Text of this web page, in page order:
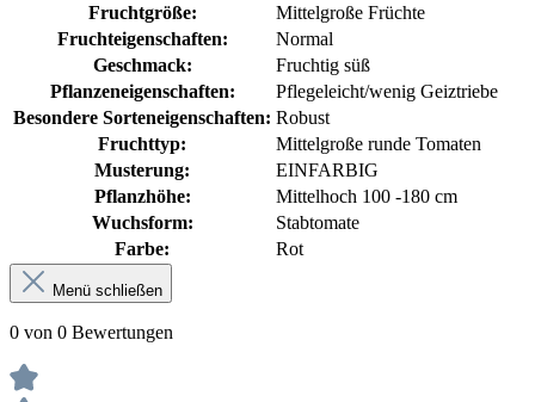
Fruchtgröße:
Mittelgroße Früchte
Fruchteigenschaften:
Normal
Geschmack:
Fruchtig süß
Pflanzeneigenschaften:
Pflegeleicht/wenig Geiztriebe
Besondere Sorteneigenschaften: Robust
Fruchttyp:
Mittelgroße runde Tomaten
Musterung:
EINFARBIG
Pflanzhöhe:
Mittelhoch 100 -180 cm
Wuchsform:
Stabtomate
Farbe:
Rot
Menü schließen
0 von 0 Bewertungen